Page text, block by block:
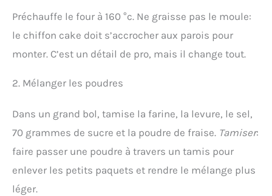
Préchauffe le four à 160 °c. Ne graisse pas le moule:
le chiffon cake doit s’accrocher aux parois pour
monter. C’est un détail de pro, mais il change tout.
2. Mélanger les poudres
Dans un grand bol, tamise la farine, la levure, le sel,
70 grammes de sucre et la poudre de fraise. Tamiser:
faire passer une poudre à travers un tamis pour
enlever les petits paquets et rendre le mélange plus
léger.